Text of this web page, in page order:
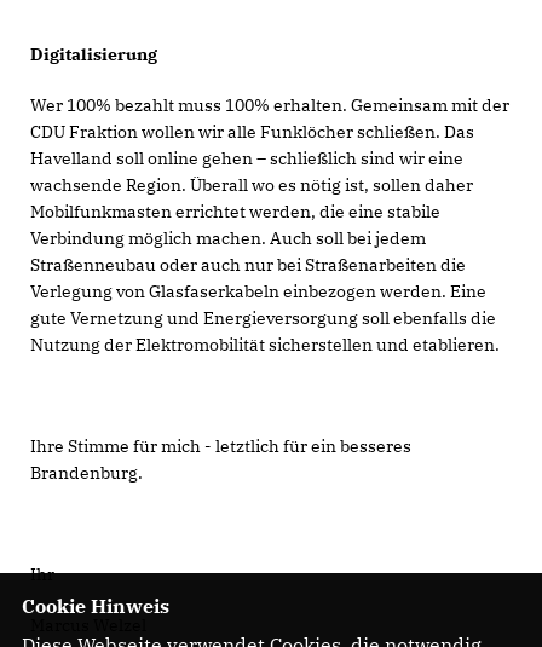
Digitalisierung
Wer 100% bezahlt muss 100% erhalten. Gemeinsam mit der
CDU Fraktion wollen wir alle Funklöcher schließen. Das
Havelland soll online gehen – schließlich sind wir eine
wachsende Region. Überall wo es nötig ist, sollen daher
Mobilfunkmasten errichtet werden, die eine stabile
Verbindung möglich machen. Auch soll bei jedem
Straßenneubau oder auch nur bei Straßenarbeiten die
Verlegung von Glasfaserkabeln einbezogen werden. Eine
gute Vernetzung und Energieversorgung soll ebenfalls die
Nutzung der Elektromobilität sicherstellen und etablieren.
Ihre Stimme für mich - letztlich für ein besseres
Brandenburg.
Ihr
Cookie Hinweis